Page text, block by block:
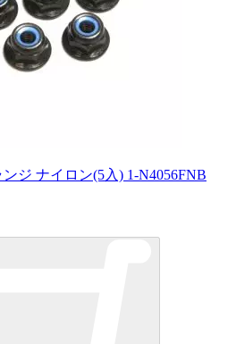
ジ ナイロン(5入) 1-N4056FNB